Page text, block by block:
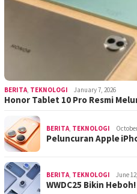
BERITA, TEKNOLOGI January 7, 2026
Honor Tablet 10 Pro Resmi
BERITA, TEKNOLOGI
Peluncuran Apple
BERITA, TEKNOLOGI June
WWDC25 Bikin